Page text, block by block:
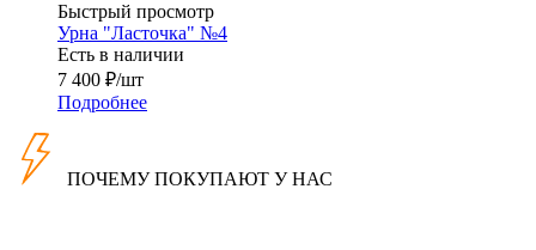
Быстрый просмотр
Урна "Ласточка" №4
Есть в наличии
7 400 ₽/шт
Подробнее
ПОЧЕМУ ПОКУПАЮТ У НАС